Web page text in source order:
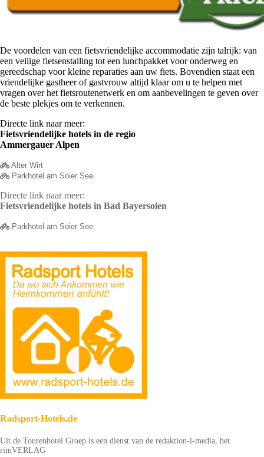
De voordelen van een fietsvriendelijke accommodatie zijn talrijk: van
een veilige fietsenstalling tot een lunchpakket voor onderweg en
gereedschap voor kleine reparaties aan uw fiets. Bovendien staat een
vriendelijke gastheer of gastvrouw altijd klaar om u te helpen met
vragen over het fietsroutenetwerk en om aanbevelingen te geven over
de beste plekjes om te verkennen.
Directe link naar meer:
Fietsvriendelijke hotels in de regio
Ammergauer Alpen
Alter Wirt
Parkhotel am Soier See
Directe link naar meer:
Fietsvriendelijke hotels in Bad Bayersoien
Parkhotel am Soier See
Radsport-Hotels.de
Uit de Tourenhotel Groep is een dienst van de redaktion-i-media, het
rimVERLAG